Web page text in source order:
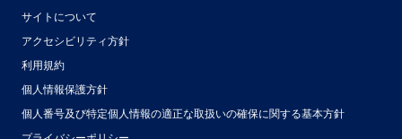
サイトについて
アクセシビリティ方針
利用規約
個人情報保護方針
個人番号及び特定個人情報の適正な取扱いの確保に関する基本方針